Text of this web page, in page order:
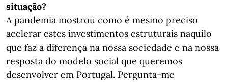
situação?
A pandemia mostrou como é mesmo preciso
acelerar estes investimentos estruturais naquilo
que faz a diferença na nossa sociedade e na nossa
resposta do modelo social que queremos
desenvolver em Portugal. Pergunta-me